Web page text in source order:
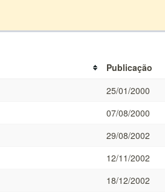
Publicação
25/01/2000
07/08/2000
29/08/2002
12/11/2002
18/12/2002